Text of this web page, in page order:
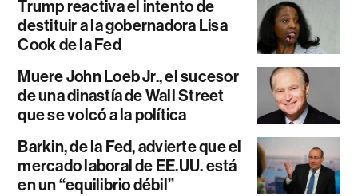
Trump reactiva el intento de
destituir a la gobernadora Lisa
Cook de la Fed
Muere John Loeb Jr., el sucesor
de una dinastía de Wall Street
que se volcó a la política
Barkin, de la Fed, advierte que el
mercado laboral de EE.UU. está
en un “equilibrio débil”